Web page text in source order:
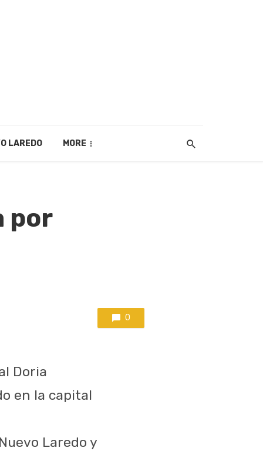
LAREDO MORE
por
0
Doria
en la capital
Laredo y